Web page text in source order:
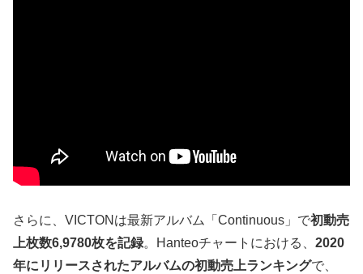
さらに、VICTONは最新アルバム「Continuous」で初動売
上枚数6,9780枚を記録。Hanteoチャートにおける、 2020
年にリリースされたアルバムの初動売上ランキングで、